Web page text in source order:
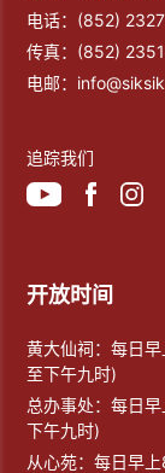
电话： (852)
传真： (852)
电邮：
追踪我们
开放时间
黄大仙祠：每日
至下午九时)
总办事处：每日
下午九时)
从心苑：每日早